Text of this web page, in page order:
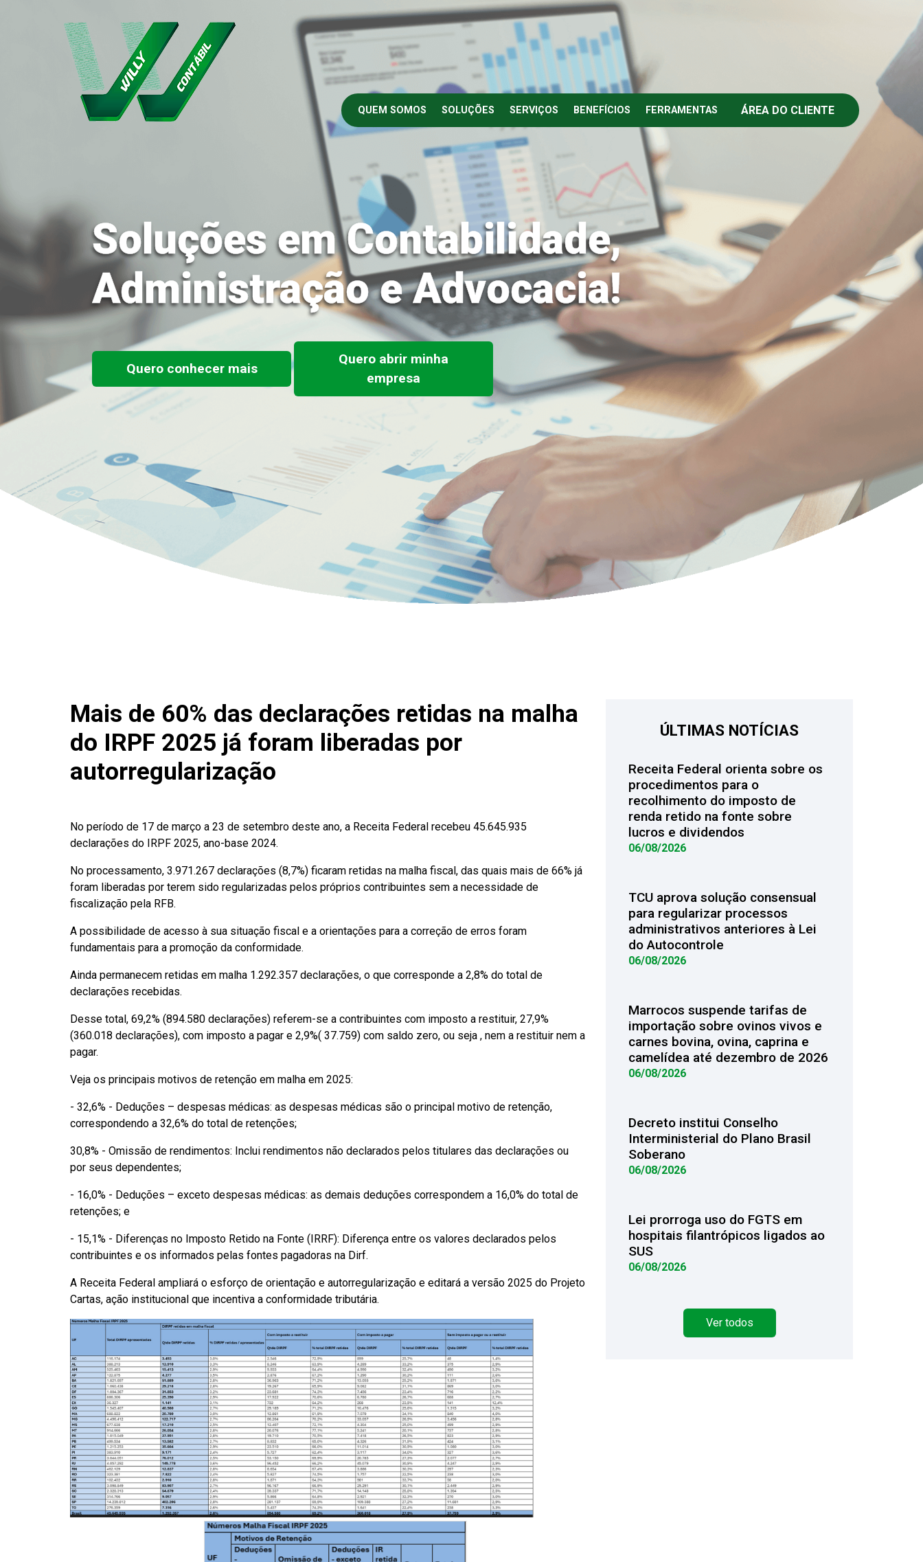
QUEM SOMOS SOLUÇÕES SERVIÇOS BENEFÍCIOS FERRAMENTAS ÁREA DO CLIENTE
Soluções em Contabilidade,
Administração e Advocacia!
Quero conhecer mais
Quero abrir minha
empresa
Mais de 60% das declarações retidas na malha
do IRPF 2025 já foram liberadas por
autorregularização
No período de 17 de março a 23 de setembro deste ano, a Receita Federal recebeu 45.645.935
declarações do IRPF 2025, ano-base 2024.
No processamento, 3.971.267 declarações (8,7%) ficaram retidas na malha fiscal, das quais mais de 66% já
foram liberadas por terem sido regularizadas pelos próprios contribuintes sem a necessidade de
fiscalização pela RFB.
A possibilidade de acesso à sua situação fiscal e a orientações para a correção de erros foram
fundamentais para a promoção da conformidade.
Ainda permanecem retidas em malha 1.292.357 declarações, o que corresponde a 2,8% do total de
declarações recebidas.
Desse total, 69,2% (894.580 declarações) referem-se a contribuintes com imposto a restituir, 27,9%
(360.018 declarações), com imposto a pagar e 2,9%( 37.759) com saldo zero, ou seja , nem a restituir nem a
pagar.
Veja os principais motivos de retenção em malha em 2025:
- 32,6% - Deduções – despesas médicas: as despesas médicas são o principal motivo de retenção,
correspondendo a 32,6% do total de retenções;
30,8% - Omissão de rendimentos: Inclui rendimentos não declarados pelos titulares das declarações ou
por seus dependentes;
- 16,0% - Deduções – exceto despesas médicas: as demais deduções correspondem a 16,0% do total de
retenções; e
- 15,1% - Diferenças no Imposto Retido na Fonte (IRRF): Diferença entre os valores declarados pelos
contribuintes e os informados pelas fontes pagadoras na Dirf.
A Receita Federal ampliará o esforço de orientação e autorregularização e editará a versão 2025 do Projeto
Cartas, ação institucional que incentiva a conformidade tributária.
ÚLTIMAS NOTÍCIAS
Receita Federal orienta sobre os
procedimentos para o
recolhimento do imposto de
renda retido na fonte sobre
lucros e dividendos
06/08/2026
TCU aprova solução consensual
para regularizar processos
administrativos anteriores à Lei
do Autocontrole
06/08/2026
Marrocos suspende tarifas de
importação sobre ovinos vivos e
carnes bovina, ovina, caprina e
camelídea até dezembro de 2026
06/08/2026
Decreto institui Conselho
Interministerial do Plano Brasil
Soberano
06/08/2026
Lei prorroga uso do FGTS em
hospitais filantrópicos ligados ao
SUS
06/08/2026
Ver todos